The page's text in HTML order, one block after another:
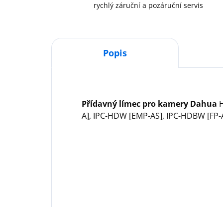
rychlý záruční a pozáruční servis
Popis
Přídavný límec pro kamery Dahua
A], IPC-HDW [EMP-AS], IPC-HDBW